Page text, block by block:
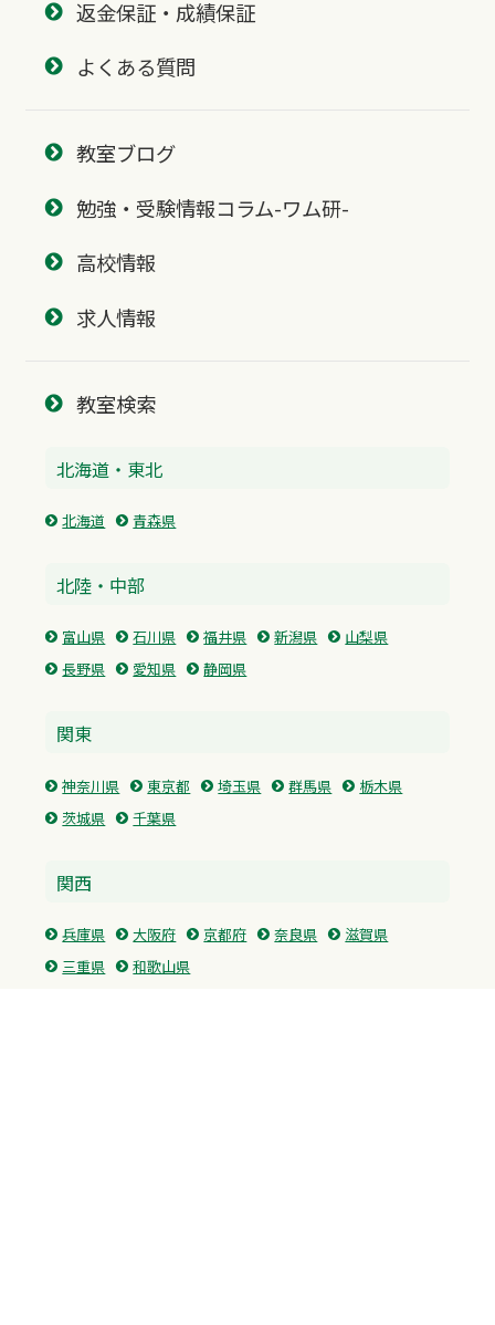
返金保証・成績保証
よくある質問
教室ブログ
勉強・受験情報コラム-ワム研-
高校情報
求人情報
教室検索
北海道・東北
北海道 青森県
北陸・中部
富山県 石川県 福井県 新潟県
山梨県
長野県
愛知県 静岡県
関東
神奈川県 東京都 埼玉県 群馬県
栃木県
茨城県
千葉県
関西
兵庫県 大阪府 京都府 奈良県
滋賀県
三重県
和歌山県